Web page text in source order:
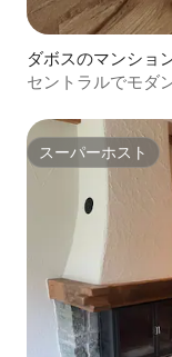
ダボスのマンショ
セントラルでモダ
スーパーホスト
スーパーホスト